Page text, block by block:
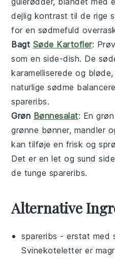
dejlig kontrast til de rige
for en sødmefuld
Bagt Søde Kartofler: Prøv
som en side-dish. De
karamelliserede og
naturlige sødme
spareribs.
Grøn Bønnesalat: En
grønne bønner, mandler
kan tilføje en frisk og
Det er en let og sund
de tunge spareribs.
Alternative
spareribs - erstat med
Svinekoteletter er